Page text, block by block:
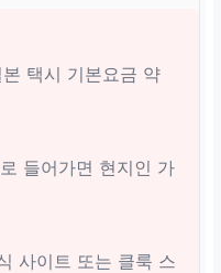
택시 기본요금 약
들어가면 현지인 가
사이트 또는 클룩 스